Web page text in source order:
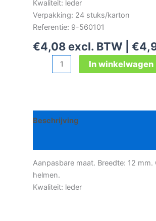
Kwaliteit: leder
Verpakking: 24 stuks/karton
Referentie: 9-560101
€4,08 excl. BTW | €
Taliaplast
kinriempje
In winkelwagen
Beschrijving
Aanpasbare maat. Breedte: 12
helmen.
Kwaliteit: leder